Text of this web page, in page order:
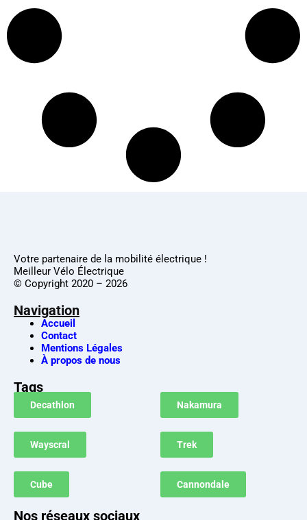
Votre partenaire de la mobilité électrique !
Meilleur Vélo Électrique
© Copyright 2020 – 2026
Navigation
Accueil
Contact
Mentions Légales
À propos de nous
Tags
Decathlon Nakamura
Wayscral Trek
Cube Cannondale
Nos réseaux sociaux